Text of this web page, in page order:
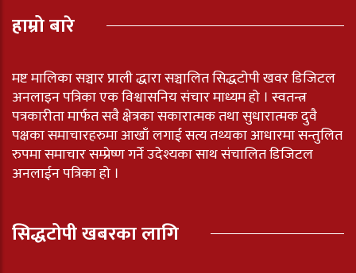
हाम्रो बारे
मष्ट मालिका सञ्चार प्राली द्धारा सञ्चालित सिद्धटोपी खवर डिजिटल
अनलाइन पत्रिका एक विश्वासनिय संचार माध्यम हो । स्वतन्त्र
पत्रकारीता मार्फत सवै क्षेत्रका सकारात्मक तथा सुधारात्मक दुवै
पक्षका समाचारहरुमा आखाँ लगाई सत्य तथ्यका आधारमा सन्तुलित
रुपमा समाचार सम्प्रेष्ण गर्ने उदेश्यका साथ संचालित डिजिटल
अनलाईन पत्रिका हो ।
सिद्धटोपी खबरका लागि